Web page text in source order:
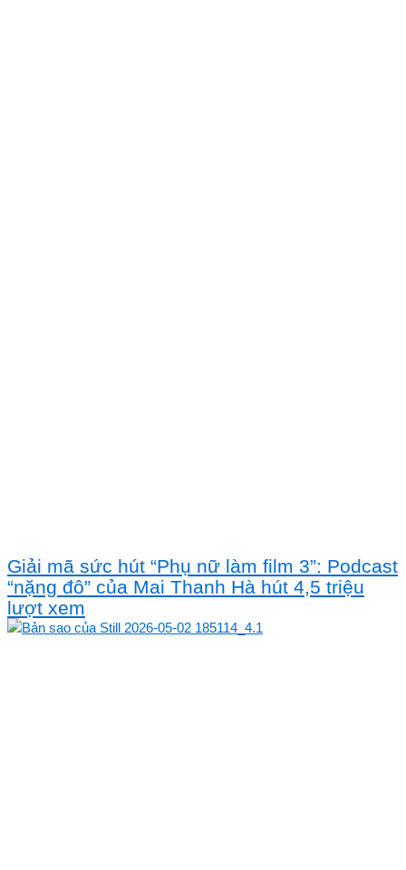
Giải mã sức hút “Phụ nữ làm film 3”: Podcast
“nặng đô” của Mai Thanh Hà hút 4,5 triệu
lượt xem